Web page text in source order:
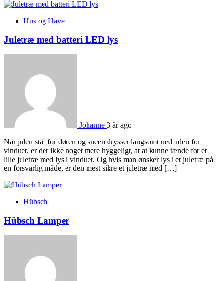
Hus og Have
Juletræ med batteri LED lys
Johanne 3 år ago
Når julen står for døren og sneen drysser langsomt ned uden for
vinduet, er der ikke noget mere hyggeligt, at at kunne tænde for et
lille juletræ med lys i vinduet. Og hvis man ønsker lys i et juletræ på
en forsvarlig måde, er den mest sikre et juletræ med […]
Hübsch
Hübsch Lamper